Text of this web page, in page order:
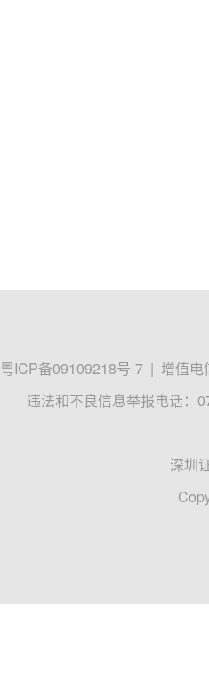
粤ICP备09109218号-7 | 增值电
违法和不良信息举报电话：
深圳